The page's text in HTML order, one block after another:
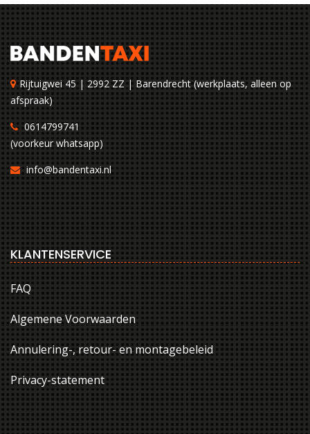
Rijtuigwei 45 | 2992 ZZ | Barendrecht (werkplaats, alleen op
afspraak)
0614799741
(voorkeur whatsapp)
info@bandentaxi.nl
KLANTENSERVICE
FAQ
Algemene Voorwaarden
Annulering-, retour- en montagebeleid
Privacy-statement